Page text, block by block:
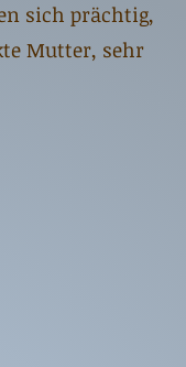
sich prächtig,
Mutter, sehr